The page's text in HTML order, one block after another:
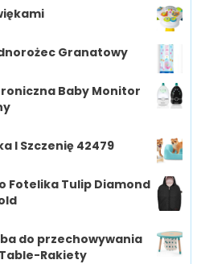
Granatowy
Baby Monitor
I Szczenię 42479
Fotelika Tulip Diamond
do przechowywania
Rakiety